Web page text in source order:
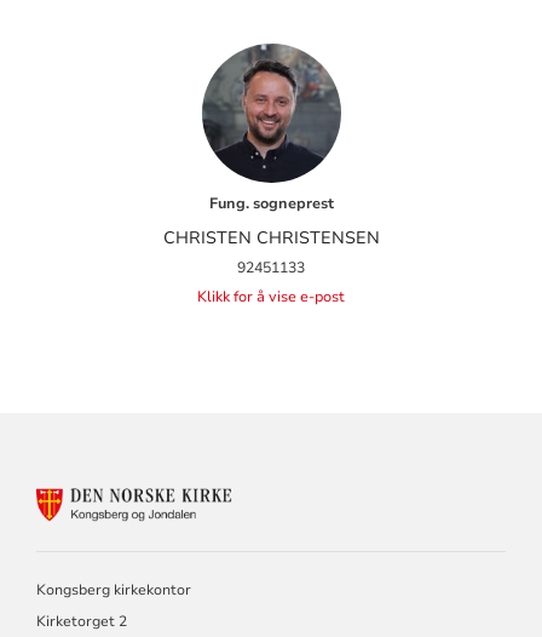
Fung. sogneprest
CHRISTEN CHRISTENSEN
92451133
Klikk for å vise e-post
Kongsberg kirkekontor
Kirketorget 2